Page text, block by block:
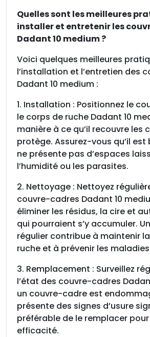
Quelles sont les meilleures
installer et entretenir les
Dadant 10 medium ?
Voici quelques meilleures
l’installation et l’entretien des
Dadant 10 medium :
1. Installation : Positionnez le
le corps de ruche Dadant 10
manière à ce qu’il recouvre les
protège. Assurez-vous qu’il
ne présente pas d’espaces
l’humidité ou les parasites.
2. Nettoyage : Nettoyez
couvre-cadres Dadant 10
éliminer les résidus, la cire et
qui pourraient s’y accumuler.
régulier contribue à maintenir
ruche et à prévenir les
3. Remplacement : Surveillez
l’état des couvre-cadres
un couvre-cadre est
présente des signes d’usure
préférable de le remplacer
efficacité.